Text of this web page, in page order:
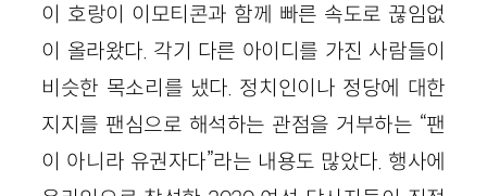
이 호랑이 이모티콘과 함께 빠른 속도로 끊임없
이 올라왔다. 각기 다른 아이디를 가진 사람들이
비슷한 목소리를 냈다. 정치인이나 정당에 대한
지지를 팬심으로 해석하는 관점을 거부하는 “팬
이 아니라 유권자다”라는 내용도 많았다. 행사에